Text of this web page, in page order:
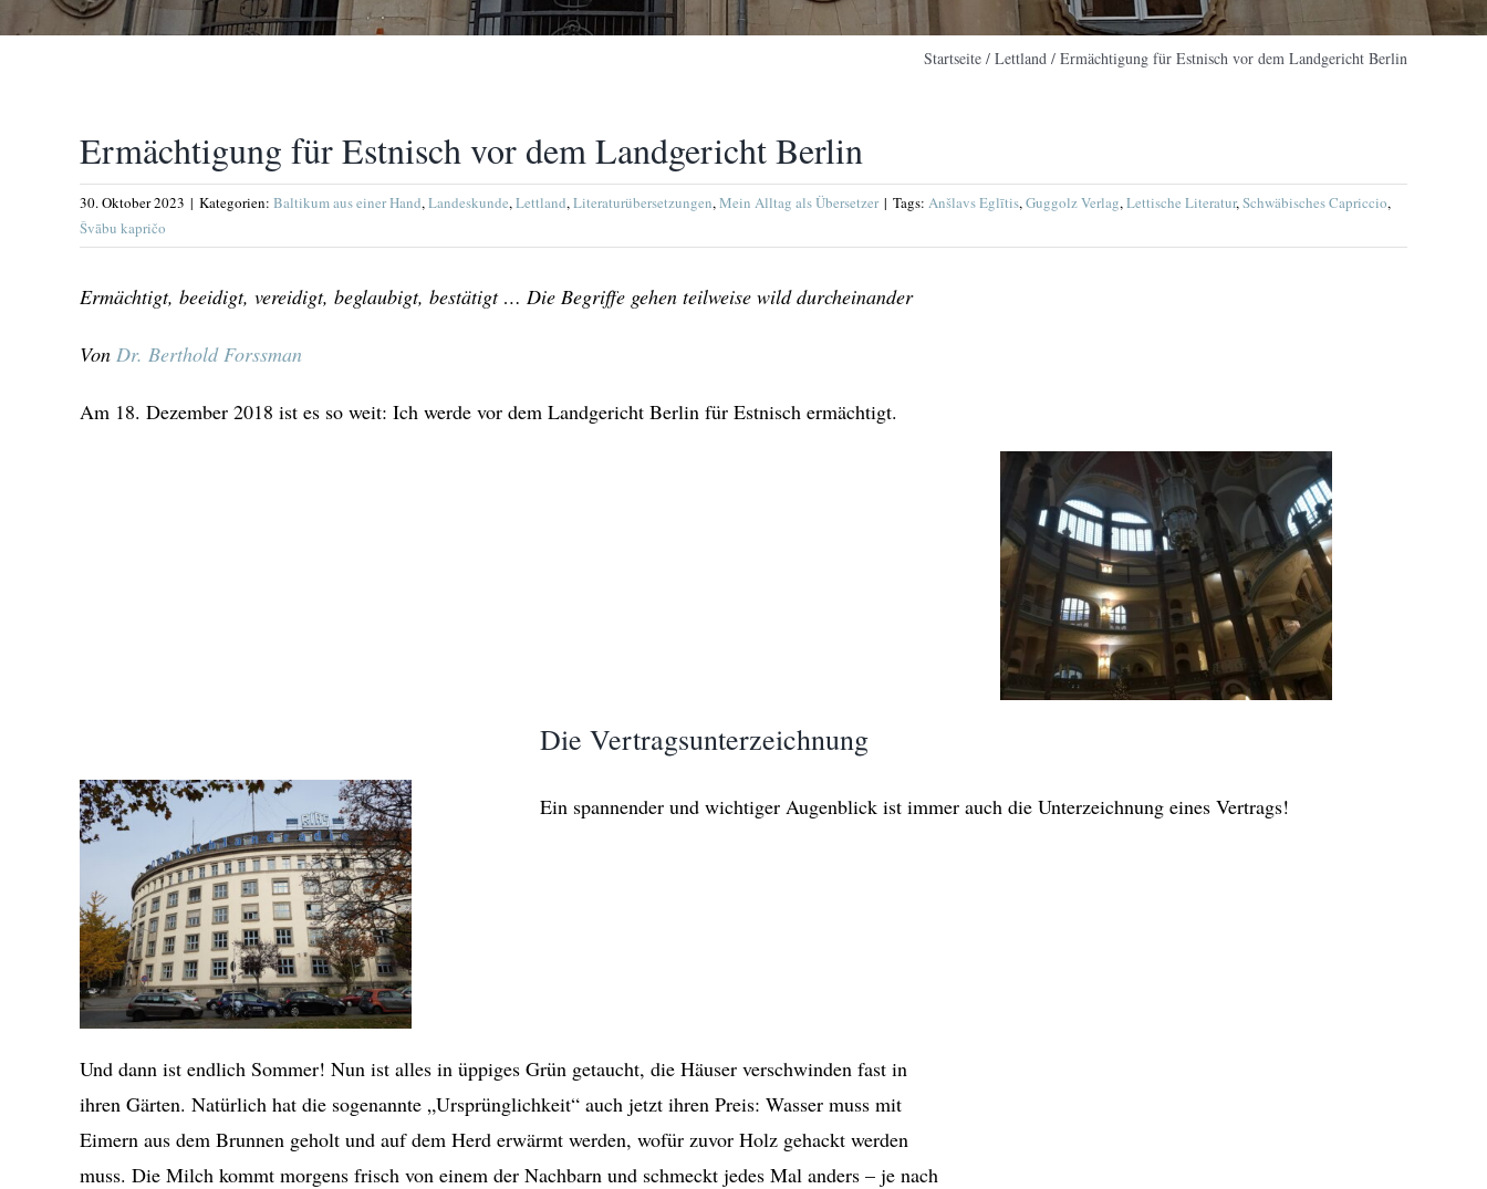
Startseite /Lettland /Ermächtigung für Estnisch vor dem Landgericht Berlin
Ermächtigung für Estnisch vor dem Landgericht Berlin
30. Oktober 2023 | Kategorien: Baltikum aus einer Hand,Landeskunde,Lettland,Literaturübersetzungen,Mein Alltag als Übersetzer | Tags: Anšlavs Eglītis,Guggolz Verlag,Lettische Literatur,Schwäbisches Capriccio,
Švābu kapričo
Ermächtigt, beeidigt, vereidigt, beglaubigt, bestätigt … Die Begriffe gehen teilweise wild durcheinander
Von Dr. Berthold Forssman
Am 18. Dezember 2018 ist es so weit: Ich werde vor dem Landgericht Berlin für Estnisch ermächtigt.
Die Vertragsunterzeichnung
Ein spannender und wichtiger Augenblick ist immer auch die Unterzeichnung eines Vertrags!
Und dann ist endlich Sommer! Nun ist alles in üppiges Grün getaucht, die Häuser verschwinden fast in
ihren Gärten. Natürlich hat die sogenannte „Ursprünglichkeit“ auch jetzt ihren Preis: Wasser muss mit
Eimern aus dem Brunnen geholt und auf dem Herd erwärmt werden, wofür zuvor Holz gehackt werden
muss. Die Milch kommt morgens frisch von einem der Nachbarn und schmeckt jedes Mal anders – je nach